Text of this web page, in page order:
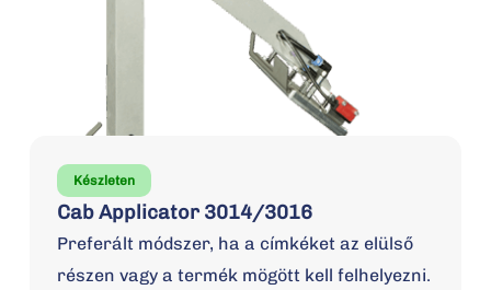
Cab Applicator 3014/3016
Készleten
Preferált módszer, ha a címkéket az elülső
részen vagy a termék mögött kell felhelyezni.